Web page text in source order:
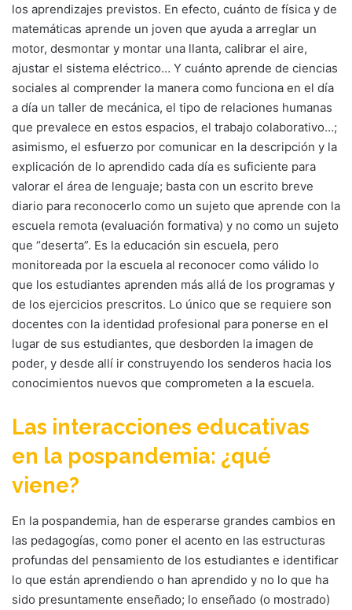
los aprendizajes previstos. En efecto, cuánto de física y de
matemáticas aprende un joven que ayuda a arreglar un
motor, desmontar y montar una llanta, calibrar el aire,
ajustar el sistema eléctrico… Y cuánto aprende de ciencias
sociales al comprender la manera como funciona en el día
a día un taller de mecánica, el tipo de relaciones humanas
que prevalece en estos espacios, el trabajo colaborativo…;
asimismo, el esfuerzo por comunicar en la descripción y la
explicación de lo aprendido cada día es suficiente para
valorar el área de lenguaje; basta con un escrito breve
diario para reconocerlo como un sujeto que aprende con la
escuela remota (evaluación formativa) y no como un sujeto
que “deserta”. Es la educación sin escuela, pero
monitoreada por la escuela al reconocer como válido lo
que los estudiantes aprenden más allá de los programas y
de los ejercicios prescritos. Lo único que se requiere son
docentes con la identidad profesional para ponerse en el
lugar de sus estudiantes, que desborden la imagen de
poder, y desde allí ir construyendo los senderos hacia los
conocimientos nuevos que comprometen a la escuela.
Las interacciones educativas
en la pospandemia: ¿qué
viene?
En la pospandemia, han de esperarse grandes cambios en
las pedagogías, como poner el acento en las estructuras
profundas del pensamiento de los estudiantes e identificar
lo que están aprendiendo o han aprendido y no lo que ha
sido presuntamente enseñado; lo enseñado (o mostrado)